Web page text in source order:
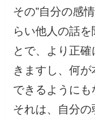
その”自分の感
らい他人の話を
とで、より正
きますし、何
できるようにも
それは、自分の